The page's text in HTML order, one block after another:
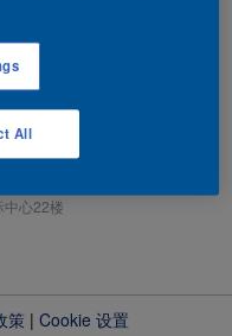
司
中心22楼
策 |Cookie 设置
All